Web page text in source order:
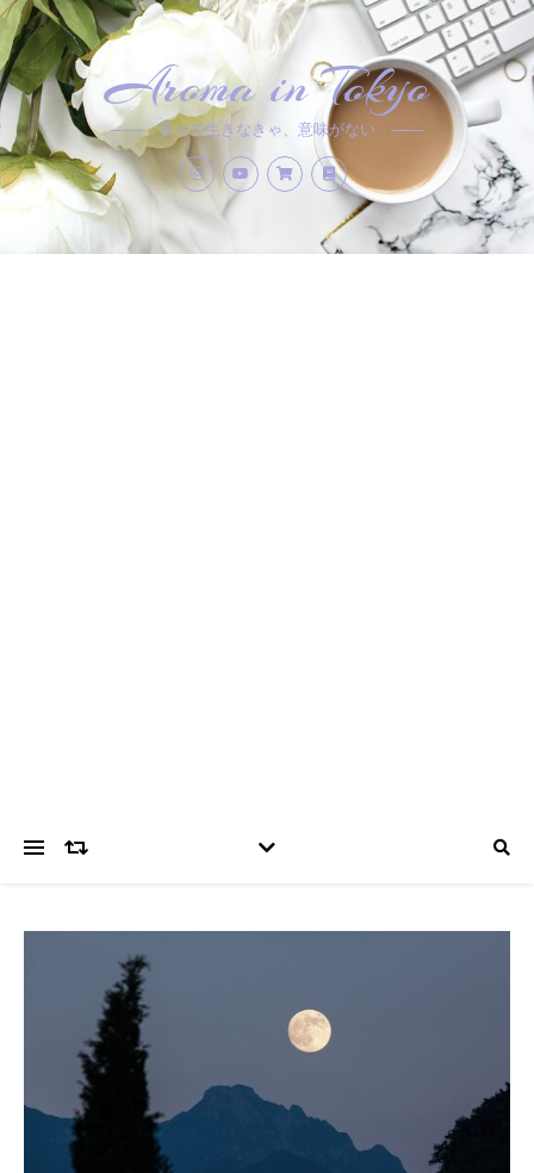
Aroma in Tokyo
香りで生きなきゃ、意味がない